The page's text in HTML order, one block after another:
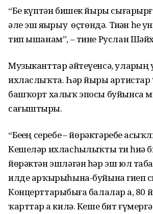
“Беҙ күптән бишек йыры
әле эш яҙҙырыу өҫтөндә. Тиҙҙән һеҙ
тип ышанам”, – тине Руслан
Музыканттар әйтеүенсә,
ихласлыҡта. Һәр йырҙы артистар
башҡорт халыҡ эпосы буйынса
сағыштырҙы.
“Беҙҙең серебеҙ – йөрәктәребеҙ
Кешеләр ихласһыҙлыҡты тиҙ һиҙә
йөрәктән эшләгән һәр эш юл
илде арҡырыһына-буйына гиҙеп
Концерттарыбыҙға балалар ҙа, 80
ҡарттар ҙа килә. Кеше бит